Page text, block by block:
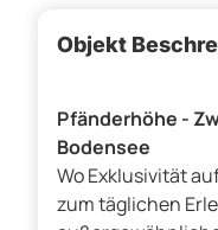
Objekt
Pfänderhöhe -
Bodensee
Wo Exklusivität
zum täglichen